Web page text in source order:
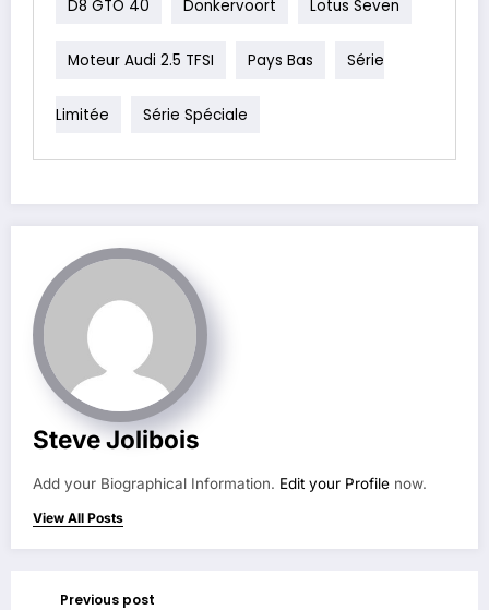
D8 GTO 40 Donkervoort Lotus Seven
Moteur Audi 2.5 TFSI Pays Bas Série
Limitée Série Spéciale
Steve Jolibois
Add your Biographical Information. Edit your Profile now.
View All Posts
Previous post